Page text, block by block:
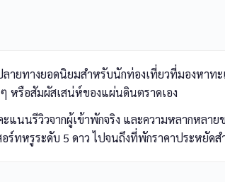
ายทางยอดนิยมสำหรับนักท่องเที่ยวที่มองหาทะ
หรือสัมผัสเสน่ห์ของแผ่นดินตราดเอง
แนนรีวิวจากผู้เข้าพักจริง และความหลากหลา
ทหรูระดับ 5 ดาว ไปจนถึงที่พักราคาประหยัด